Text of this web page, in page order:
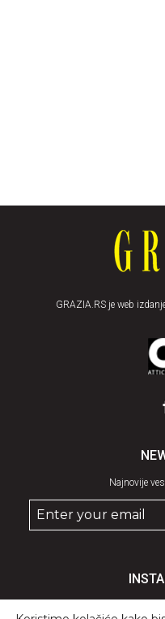
GRAZIA.RS je web
Najnovije